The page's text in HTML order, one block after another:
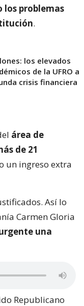
los problemas
.
los elevados
de la UFRO a
crisis financiera
área de
de 21
un ingreso extra
Así lo
Carmen Gloria
una
Republicano